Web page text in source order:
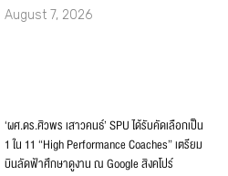
August 7, 2026
‘ผศ.ดร.ศิวพร เสาวคนธ์’ SPU ได้รับคัดเลือกเป็น
1 ใน 11 “High Performance Coaches” เตรียม
บินลัดฟ้าศึกษาดูงาน ณ Google สิงคโปร์